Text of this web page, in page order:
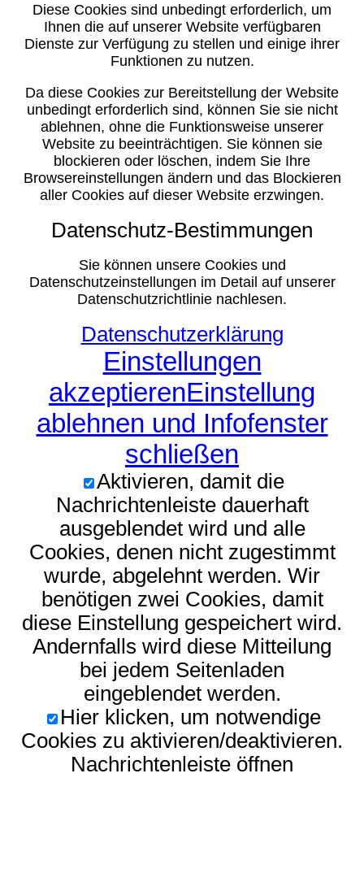
Diese Cookies sind unbedingt erforderlich, um
Ihnen die auf unserer Website verfügbaren
Dienste zur Verfügung zu stellen und einige ihrer
Funktionen zu nutzen.
Da diese Cookies zur Bereitstellung der Website
unbedingt erforderlich sind, können Sie sie nicht
ablehnen, ohne die Funktionsweise unserer
Website zu beeinträchtigen. Sie können sie
blockieren oder löschen, indem Sie Ihre
Browsereinstellungen ändern und das Blockieren
aller Cookies auf dieser Website erzwingen.
Datenschutz-Bestimmungen
Sie können unsere Cookies und
Datenschutzeinstellungen im Detail auf unserer
Datenschutzrichtlinie nachlesen.
Datenschutzerklärung
Einstellungen
akzeptierenEinstellung
ablehnen und Infofenster
schließen
Aktivieren, damit die
Nachrichtenleiste dauerhaft
ausgeblendet wird und alle
Cookies, denen nicht zugestimmt
wurde, abgelehnt werden. Wir
benötigen zwei Cookies, damit
diese Einstellung gespeichert wird.
Andernfalls wird diese Mitteilung
bei jedem Seitenladen
eingeblendet werden.
Hier klicken, um notwendige
Cookies zu aktivieren/deaktivieren.
Nachrichtenleiste öffnen